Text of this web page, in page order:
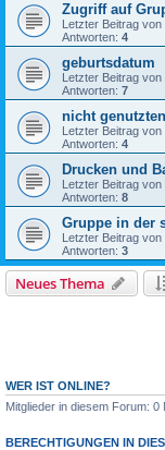
Zugriff auf
Letzter Beitrag von
Antworten: 4
geburtsdatum
Letzter Beitrag von
Antworten: 7
nicht
Letzter Beitrag von
Antworten: 4
Drucken und
Letzter Beitrag von
Antworten: 8
Gruppe in der
Letzter Beitrag von
Antworten: 3
Neues Thema
WER IST ONLINE?
Mitglieder in diesem Forum: 0
BERECHTIGUNGEN IN